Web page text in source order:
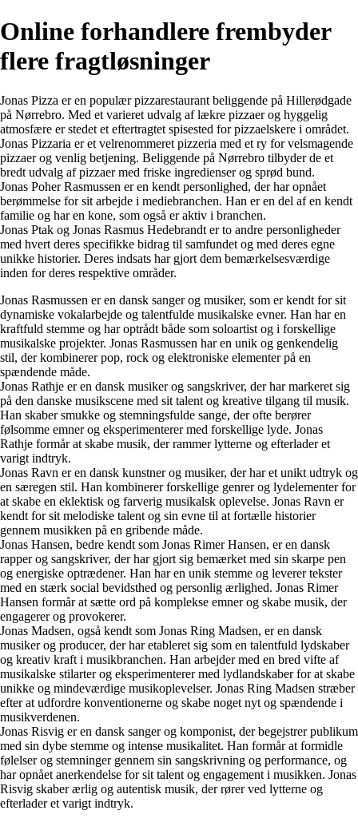
Online forhandlere frembyder
flere fragtløsninger
Jonas Pizza er en populær pizzarestaurant beliggende på Hillerødgade
på Nørrebro. Med et varieret udvalg af lækre pizzaer og hyggelig
atmosfære er stedet et eftertragtet spisested for pizzaelskere i området.
Jonas Pizzaria er et velrenommeret pizzeria med et ry for velsmagende
pizzaer og venlig betjening. Beliggende på Nørrebro tilbyder de et
bredt udvalg af pizzaer med friske ingredienser og sprød bund.
Jonas Poher Rasmussen er en kendt personlighed, der har opnået
berømmelse for sit arbejde i mediebranchen. Han er en del af en kendt
familie og har en kone, som også er aktiv i branchen.
Jonas Ptak og Jonas Rasmus Hedebrandt er to andre personligheder
med hvert deres specifikke bidrag til samfundet og med deres egne
unikke historier. Deres indsats har gjort dem bemærkelsesværdige
inden for deres respektive områder.
Jonas Rasmussen er en dansk sanger og musiker, som er kendt for sit
dynamiske vokalarbejde og talentfulde musikalske evner. Han har en
kraftfuld stemme og har optrådt både som soloartist og i forskellige
musikalske projekter. Jonas Rasmussen har en unik og genkendelig
stil, der kombinerer pop, rock og elektroniske elementer på en
spændende måde.
Jonas Rathje er en dansk musiker og sangskriver, der har markeret sig
på den danske musikscene med sit talent og kreative tilgang til musik.
Han skaber smukke og stemningsfulde sange, der ofte berører
følsomme emner og eksperimenterer med forskellige lyde. Jonas
Rathje formår at skabe musik, der rammer lytterne og efterlader et
varigt indtryk.
Jonas Ravn er en dansk kunstner og musiker, der har et unikt udtryk og
en særegen stil. Han kombinerer forskellige genrer og lydelementer for
at skabe en eklektisk og farverig musikalsk oplevelse. Jonas Ravn er
kendt for sit melodiske talent og sin evne til at fortælle historier
gennem musikken på en gribende måde.
Jonas Hansen, bedre kendt som Jonas Rimer Hansen, er en dansk
rapper og sangskriver, der har gjort sig bemærket med sin skarpe pen
og energiske optrædener. Han har en unik stemme og leverer tekster
med en stærk social bevidsthed og personlig ærlighed. Jonas Rimer
Hansen formår at sætte ord på komplekse emner og skabe musik, der
engagerer og provokerer.
Jonas Madsen, også kendt som Jonas Ring Madsen, er en dansk
musiker og producer, der har etableret sig som en talentfuld lydskaber
og kreativ kraft i musikbranchen. Han arbejder med en bred vifte af
musikalske stilarter og eksperimenterer med lydlandskaber for at skabe
unikke og mindeværdige musikoplevelser. Jonas Ring Madsen stræber
efter at udfordre konventionerne og skabe noget nyt og spændende i
musikverdenen.
Jonas Risvig er en dansk sanger og komponist, der begejstrer publikum
med sin dybe stemme og intense musikalitet. Han formår at formidle
følelser og stemninger gennem sin sangskrivning og performance, og
har opnået anerkendelse for sit talent og engagement i musikken. Jonas
Risvig skaber ærlig og autentisk musik, der rører ved lytterne og
efterlader et varigt indtryk.